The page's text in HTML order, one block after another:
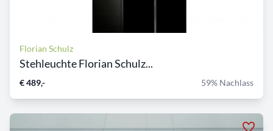
Florian Schulz
Stehleuchte Florian Schulz...
€ 489,- 59% Nachlass